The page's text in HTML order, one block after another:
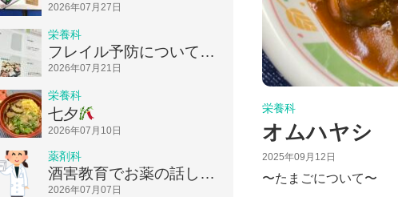
2026年07月27日
栄養科
フレイル予防についてお
話ししました！
2026年07月21日
栄養科
七夕
2026年07月10日
薬剤科
酒害教育でお薬の話しを
してきました
2026年07月07日
栄養科
オムハヤシ
2025年09月12日
〜たまごについて〜